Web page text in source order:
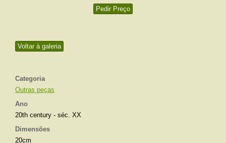
Voltar à galeria
Categoria
Outras peças
Ano
20th century - séc. XX
Dimensões
20cm
Pedir Preço